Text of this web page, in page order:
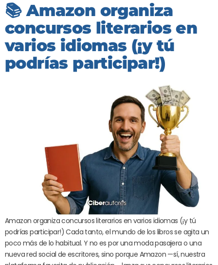
📚 Amazon organiza
concursos literarios en
varios idiomas (¡y tú
podrías participar!)
Amazon organiza concursos literarios en varios idiomas (¡y tú
podrías participar!) Cada tanto, el mundo de los libros se agita un
poco más de lo habitual. Y no es por una moda pasajera o una
nueva red social de escritores, sino porque Amazon —sí, nuestra